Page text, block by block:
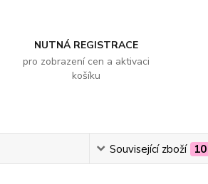
NUTNÁ REGISTRACE
pro zobrazení cen a aktivaci
košíku
Související zboží 10